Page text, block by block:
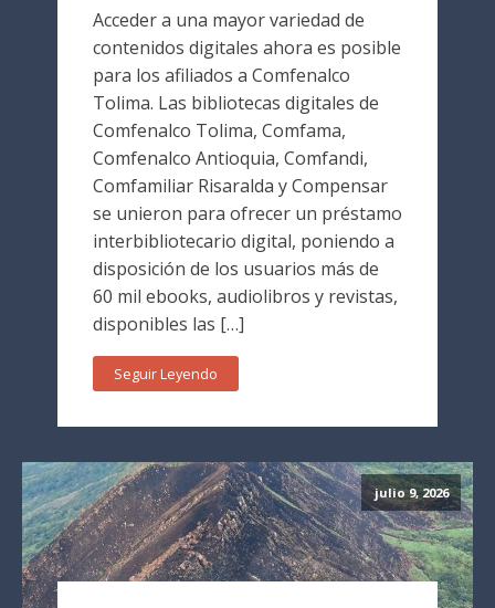
Acceder a una mayor variedad de
contenidos digitales ahora es posible
para los afiliados a Comfenalco
Tolima. Las bibliotecas digitales de
Comfenalco Tolima, Comfama,
Comfenalco Antioquia, Comfandi,
Comfamiliar Risaralda y Compensar
se unieron para ofrecer un préstamo
interbibliotecario digital, poniendo a
disposición de los usuarios más de
60 mil ebooks, audiolibros y revistas,
disponibles las […]
Seguir Leyendo
julio 9, 2026